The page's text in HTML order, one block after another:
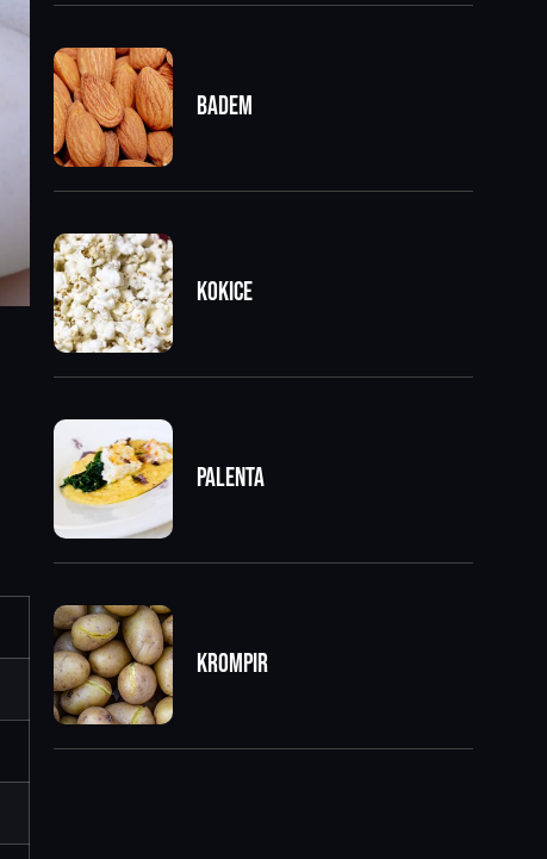
Badem
Kokice
Palenta
Krompir